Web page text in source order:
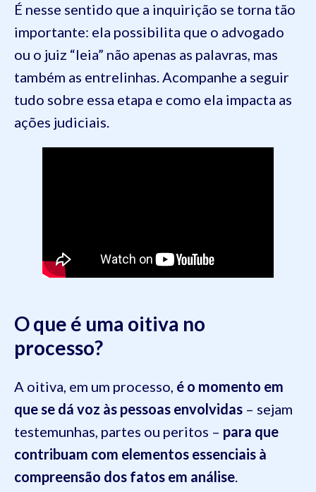
É nesse sentido que a inquirição se torna tão
importante: ela possibilita que o advogado
ou o juiz “leia” não apenas as palavras, mas
também as entrelinhas. Acompanhe a seguir
tudo sobre essa etapa e como ela impacta as
ações judiciais.
O que é uma oitiva no
processo?
A oitiva, em um processo, é o momento em
que se dá voz às pessoas envolvidas – sejam
testemunhas, partes ou peritos – para que
contribuam com elementos essenciais à
compreensão dos fatos em análise